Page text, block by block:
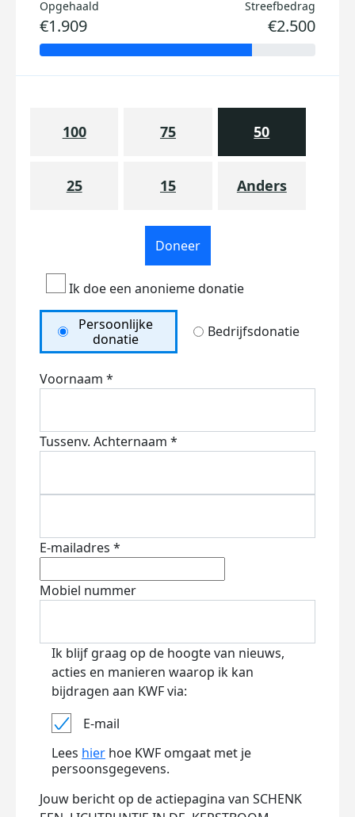
Opgehaald
€1.909
Streefbedrag
€2.500
100 75 50
25 15 Anders
Doneer
Ik doe een anonieme donatie
Persoonlijke
donatie
Bedrijfsdonatie
Voornaam *
Tussenv. Achternaam *
E-mailadres *
Mobiel nummer
Ik blijf graag op de hoogte van nieuws,
acties en manieren waarop ik kan
bijdragen aan KWF via:
E-mail
Lees hier hoe KWF omgaat met je
persoonsgegevens.
Jouw bericht op de actiepagina van SCHENK